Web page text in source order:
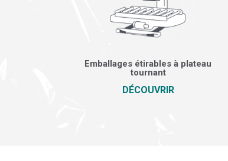
Emballages étirables à plateau
tournant
DÉCOUVRIR